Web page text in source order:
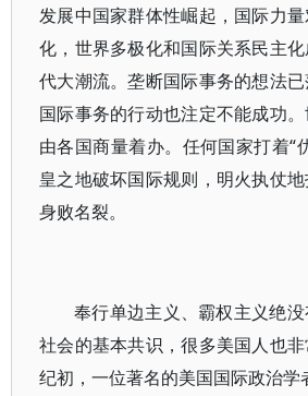
发展中国家群体性崛起，国际力
化，世界多极化和国际关系民主
代大潮流。垄断国际事务的想法
国际事务的行动也注定不能成功
由各国商量着办。任何国家打着“
皇之地破坏国际规则，明火执仗
身败名裂。
奉行单边主义、霸权主义绝
社会的基本共识，很多美国人也
纪初，一位著名的美国国际政治学